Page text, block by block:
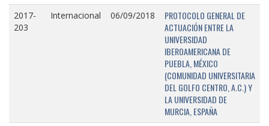
2017-
203
Internacional 06/09/2018
PROTOCOLO GENERAL DE
ACTUACIÓN ENTRE LA
UNIVERSIDAD
IBEROAMERICANA DE
PUEBLA, MÉXICO
(COMUNIDAD UNIVERSITARIA
DEL GOLFO CENTRO, A.C.) Y
LA UNIVERSIDAD DE
MURCIA, ESPAÑA